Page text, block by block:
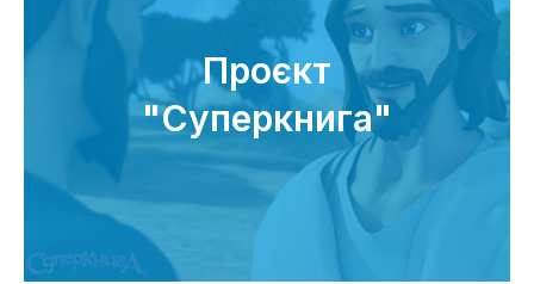
Проєкт
"Суперкнига"